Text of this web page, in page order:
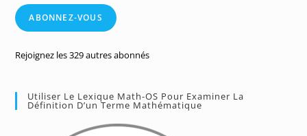
mailABONNEZ-VOUS
Rejoignez les 329 autres abonnés
Utiliser Le Lexique Math-OS Pour Examiner La
Définition D’un Terme Mathématique